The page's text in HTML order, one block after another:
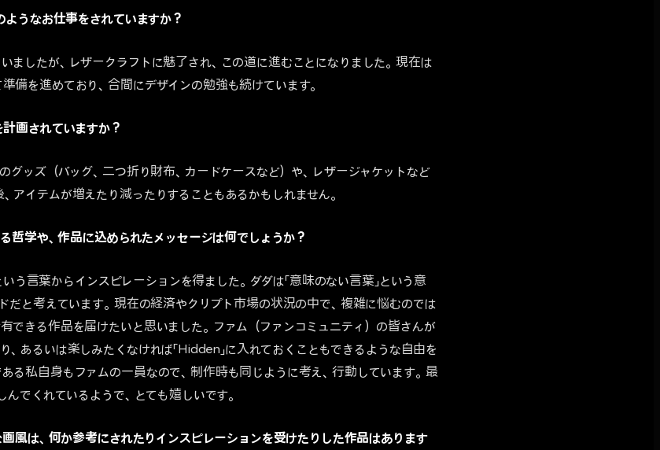
うなお仕事をされていますか？
ましたが、レザークラフトに魅了され、この道に進むことになりました。現在は
備を進めており、合間にデザインの勉強も続けています。
画されていますか？
グッズ（バッグ、二つ折り財布、カードケースなど）や、レザージャケットなど
アイテムが増えたり減ったりすることもあるかもしれません。
哲学や、作品に込められたメッセージは何でしょうか？
という言葉からインスピレーションを得ました。ダダは「意味のない言葉」という意
だと考えています。現在の経済やクリプト市場の状況の中で、複雑に悩むのでは
できる作品を届けたいと思いました。ファム（ファンコミュニティ）の皆さんが
、あるいは楽しみたくなければ「Hidden」に入れておくこともできるような自由を
る私自身もファムの一員なので、制作時も同じように考え、行動しています。最
でくれているようで、とても嬉しいです。
風は、何か参考にされたりインスピレーションを受けたりした作品はあります